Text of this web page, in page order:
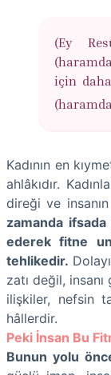
(Ey
için
Kadının en
ahlâkıdır.
direği ve
zamanda ifsada
ederek fitne
tehlikedir.
zatı değil,
ilişkiler, nefsin
hâllerdir.
Peki İnsan Bu
Bunun yolu